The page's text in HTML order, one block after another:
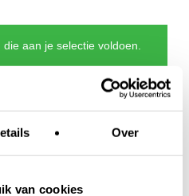
Over
van cookies
aan je selectie voldoen.